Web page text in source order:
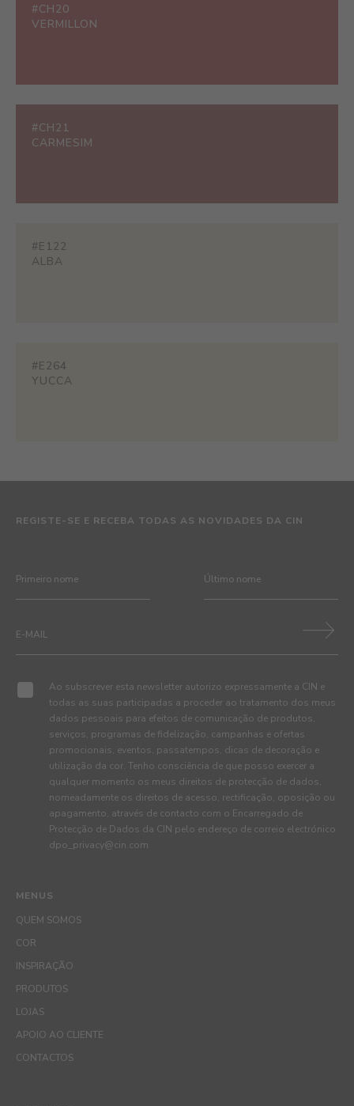
#CH20
VERMILLON
#CH21
CARMESIM
#E122
ALBA
#E264
YUCCA
MENUS
QUEM SOMOS
COR
INSPIRAÇÃO
PRODUTOS
LOJAS
APOIO AO CLIENTE
CONTACTOS
REGISTE-SE E RECEBA TODAS AS NOVIDADES DA CIN
Ao subscrever esta newsletter autorizo expressamente a CIN e
todas as suas participadas a proceder ao tratamento dos meus
dados pessoais para efeitos de comunicação de produtos,
serviços, programas de fidelização, campanhas e ofertas
promocionais, eventos, passatempos, dicas de decoração e
utilização da cor. Tenho consciência de que posso exercer a
qualquer momento os meus direitos de protecção de dados,
nomeadamente os direitos de acesso, rectificação, oposição ou
apagamento, através de contacto com o Encarregado de
Protecção de Dados da CIN pelo endereço de correio electrónico
dpo_privacy@cin.com